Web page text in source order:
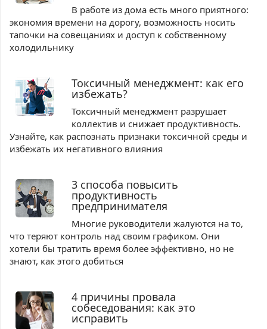
В работе из дома есть много приятного:
экономия времени на дорогу, возможность носить
тапочки на совещаниях и доступ к собственному
холодильнику
Токсичный менеджмент: как его
избежать?
Токсичный менеджмент разрушает
коллектив и снижает продуктивность.
Узнайте, как распознать признаки токсичной среды и
избежать их негативного влияния
3 способа повысить
продуктивность
предпринимателя
Многие руководители жалуются на то,
что теряют контроль над своим графиком. Они
хотели бы тратить время более эффективно, но не
знают, как этого добиться
4 причины провала
собеседования: как это
исправить